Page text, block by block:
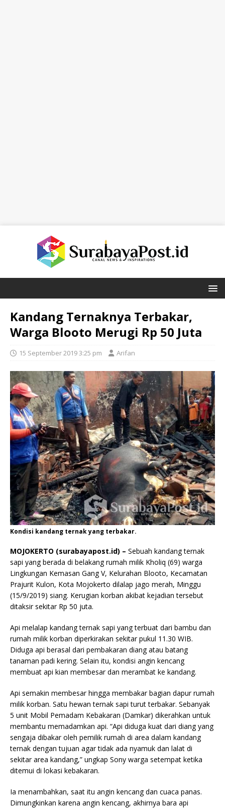
Kandang Ternaknya Terbakar,
Warga Blooto Merugi Rp 50 Juta
15 September 2019 3:25 pm Arifan
Kondisi kandang ternak yang terbakar.
MOJOKERTO (surabayapost.id) – Sebuah kandang ternak
sapi yang berada di belakang rumah milik Kholiq (69) warga
Lingkungan Kemasan Gang V, Kelurahan Blooto, Kecamatan
Prajurit Kulon, Kota Mojokerto dilalap jago merah, Minggu
(15/9/2019) siang. Kerugian korban akibat kejadian tersebut
ditaksir sekitar Rp 50 juta.
Api melalap kandang ternak sapi yang terbuat dari bambu dan
rumah milik korban diperkirakan sekitar pukul 11.30 WIB.
Diduga api berasal dari pembakaran diang atau batang
tanaman padi kering. Selain itu, kondisi angin kencang
membuat api kian membesar dan merambat ke kandang.
Api semakin membesar hingga membakar bagian dapur rumah
milik korban. Satu hewan ternak sapi turut terbakar. Sebanyak
5 unit Mobil Pemadam Kebakaran (Damkar) dikerahkan untuk
membantu memadamkan api. “Api diduga kuat dari diang yang
sengaja dibakar oleh pemilik rumah di area dalam kandang
ternak dengan tujuan agar tidak ada nyamuk dan lalat di
sekitar area kandang,” ungkap Sony warga setempat ketika
ditemui di lokasi kebakaran.
Ia menambahkan, saat itu angin kencang dan cuaca panas.
Dimungkinkan karena angin kencang, akhirnya bara api